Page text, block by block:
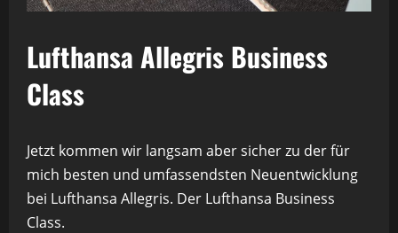
Lufthansa Allegris Business
Class
Jetzt kommen wir langsam aber sicher zu der für
mich besten und umfassendsten Neuentwicklung
bei Lufthansa Allegris. Der Lufthansa Business
Class.